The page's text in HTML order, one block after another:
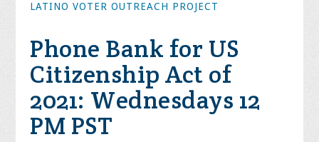
LATINO VOTER OUTREACH PROJECT
Phone Bank for US
Citizenship Act of
2021: Wednesdays 12
PM PST